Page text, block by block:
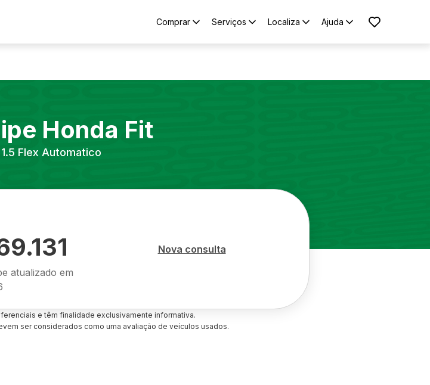
Comprar Serviços Localiza Ajuda
Honda Fit
1.5 Flex Automatico
atualizado em
Nova consulta
e têm finalidade exclusivamente informativa.
ser considerados como uma avaliação de veículos usados.